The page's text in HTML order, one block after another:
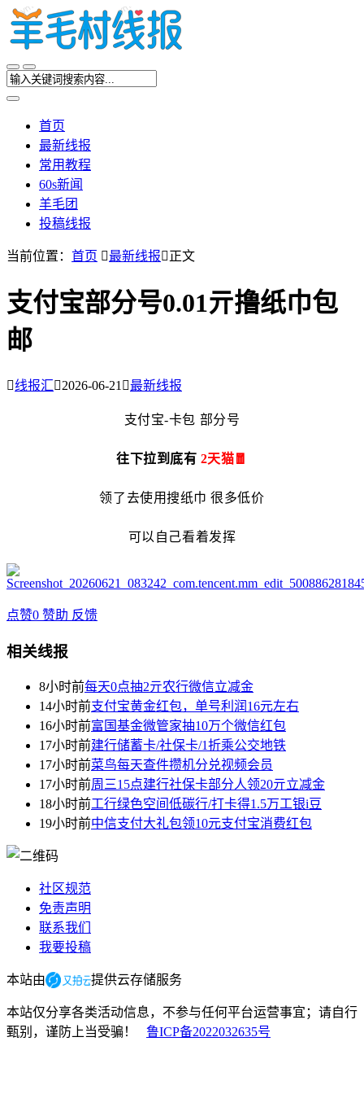
首页
最新线报
常用教程
60s新闻
羊毛团
投稿线报
当前位置： 首页 最新线报正文
支付宝部分号0.01亓撸纸巾包
邮
线报汇2026-06-21 最新线报
支付宝-卡包 部分号
往下拉到底有 2天猫🧧
领了去使用搜纸巾 很多低价
可以自己看着发挥
点赞0 赞助 反馈
相关线报
8小时前每天0点抽2亓农行微信立减金
14小时前支付宝黄金红包，单号利润16元左右
16小时前富国基金微管家抽10万个微信红包
17小时前建行储蓄卡/社保卡/1折乘公交地铁
17小时前菜鸟每天查件攒机分兑视频会员
17小时前周三15点建行社保卡部分人领20亓立减金
18小时前工行绿色空间低碳行/打卡得1.5万工银i豆
19小时前中信支付大礼包领10元支付宝消费红包
社区规范
免责声明
联系我们
我要投稿
本站由 提供云存储服务
本站仅分享各类活动信息，不参与任何平台运营事宜；请自行
甄别，谨防上当受骗！
鲁ICP备2022032635号